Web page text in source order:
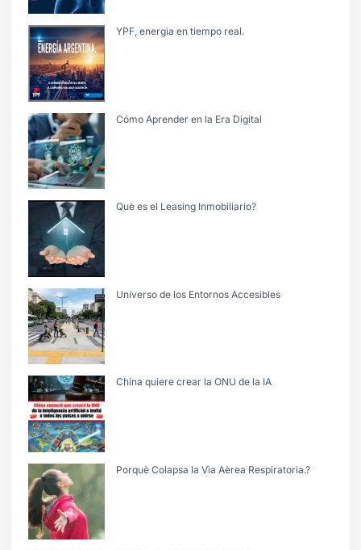
YPF, energìa en tiempo real.
Cómo Aprender en la Era Digital
Què es el Leasing Inmobiliario?
Universo de los Entornos Accesibles
China quiere crear la ONU de la IA
Porquè Colapsa la Vìa Aèrea Respiratoria.?